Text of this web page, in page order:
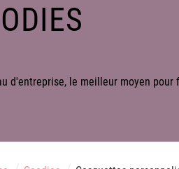
d'entreprise, le meilleur moyen pour